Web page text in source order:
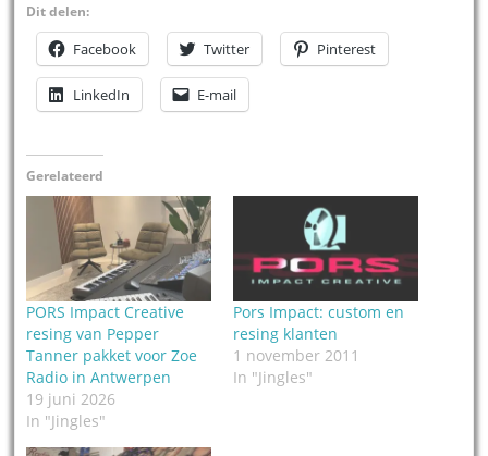
Dit delen:
Facebook Twitter Pinterest
LinkedIn E-mail
Gerelateerd
PORS Impact Creative
resing van Pepper
Tanner pakket voor Zoe
Radio in Antwerpen
19 juni 2026
In "Jingles"
Pors Impact: custom en
resing klanten
1 november 2011
In "Jingles"